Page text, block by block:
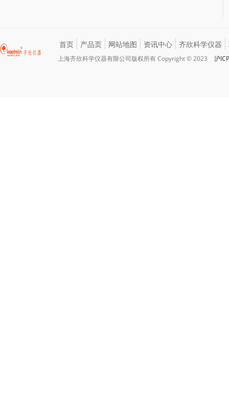
首页 产品页 网站地图 资讯中心 齐欣科学仪器
上海齐欣科学仪器有限公司版权所有 Copyright © 2023 沪